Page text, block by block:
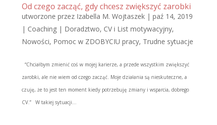
Od czego zacząć, gdy chcesz zwiększyć zarobki
utworzone przez Izabella M. Wojtaszek| paź 14, 2019
| Coaching | Doradztwo, CV i List motywacyjny,
Nowości, Pomoc w ZDOBYCIU pracy, Trudne sytuacje
“Chciałbym zmienić coś w mojej karierze, a przede wszystkim zwiększyć
zarobki, ale nie wiem od czego zacząć. Moje działania są nieskuteczne, a
czuję, że to jest ten moment kiedy potrzebuję zmiany i wsparcia, dobrego
CV.” W takiej sytuacji...